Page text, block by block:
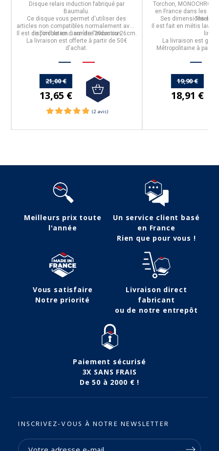
Disque relais induction fabriqué par
Baumalu.
Ce disque vous permet d'utiliser des
articles non compatibles normalement avec
de l'induction... sur de l'induction.
Il est disponible endiamètre 20cm ou 26cm.
La livraison est offerte à partir de 50€
d'achat.
21,00 €
13,65 €
Torchon,
en Francedans les
Thiebaut
Ses dimensions
Il est fait en métis lavé
lin)
La livraison est
Métropolitaine à partir
19,90 €
18,91 €
Meilleurs prix toute
l'année
Un service client basé
en France
Rien que pour vous !
Vous satisfaire
Notre priorité
Livraison direct
fabricant
ou de notre entrepôt
Paiement sécurisé
3X SANS FRAIS
De 50 à 2000 € !
INSCRIVEZ-VOUS À NOTRE NEWSLETTER